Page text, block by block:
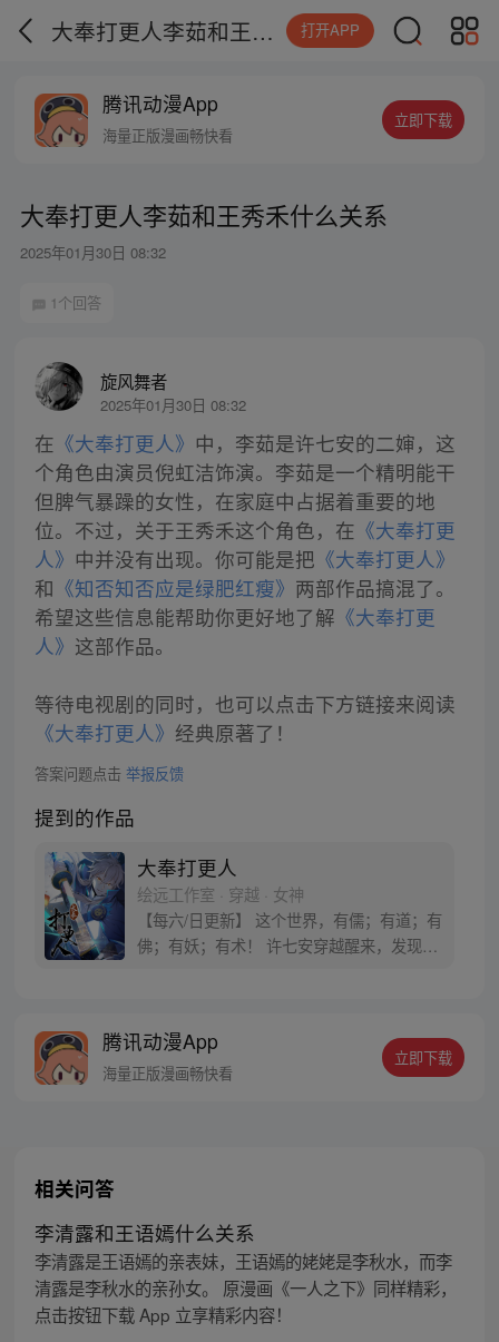
大奉打更人李茹和王秀禾什么关系 打开APP
腾讯动漫App
海量正版漫画畅快看
立即下载
大奉打更人李茹和王秀禾什么关系
2025年01月30日 08:32
1个回答
旋风舞者
2025年01月30日 08:32
在 《大奉打更人》 中，李茹是许七安的二婶，这
个角色由演员倪虹洁饰演。李茹是一个精明能干
但脾气暴躁的女性，在家庭中占据着重要的地
位。不过，关于王秀禾这个角色，在 《大奉打更
人》 中并没有出现。你可能是把 《大奉打更人》
和 《知否知否应是绿肥红瘦》 两部作品搞混了。
希望这些信息能帮助你更好地了解 《大奉打更
人》 这部作品。
等待电视剧的同时，也可以点击下方链接来阅读
《大奉打更人》 经典原著了！
答案问题点击 举报反馈
提到的作品
大奉打更人
绘远工作室 · 穿越 · 女神
【每六/日更新】 这个世界，有儒；有道；有
佛；有妖；有术！ 许七安穿越醒来，发现自
者卖报小郎君同名小说 QQ群号：
799493374
腾讯动漫App
海量正版漫画畅快看
立即下载
相关问答
李清露和王语嫣什么关系
李清露是王语嫣的亲表妹，王语嫣的姥姥是李秋水，而李
清露是李秋水的亲孙女。 原漫画《一人之下》同样精彩，
点击按钮下载 App 立享精彩内容！